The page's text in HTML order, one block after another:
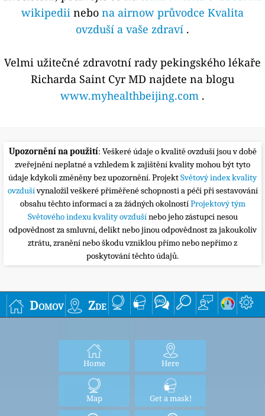
wikipedii nebo na airnow průvodce Kvalita
ovzduší a vaše zdraví .
Velmi užitečné zdravotní rady pekingského lékaře
Richarda Saint Cyr MD najdete na blogu
www.myhealthbeijing.com .
Upozornění na použití: Veškeré údaje o kvalitě ovzduší jsou v době
zveřejnění neplatné a vzhledem k zajištění kvality mohou být tyto
údaje kdykoli změněny bez upozornění. ProjektSvětový index kvality
ovzdušívynaložil veškeré přiměřené schopnosti a péči při sestavování
obsahu těchto informací a za žádných okolnostíProjektový tým
Světového indexu kvality ovzdušínebo jeho zástupci nesou
odpovědnost za smluvní, delikt nebo jinou odpovědnost za jakoukoliv
ztrátu, zranění nebo škodu vzniklou přímo nebo nepřímo z
poskytování těchto údajů.
Domov Zde
Home Here
Map Get a mask!